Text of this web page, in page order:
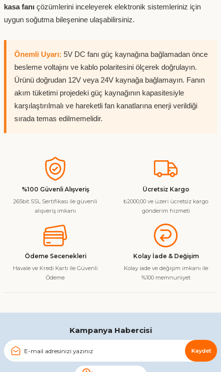
kasa fanı çözümlerini inceleyerek elektronik sistemleriniz için
uygun soğutma bileşenine ulaşabilirsiniz.
Önemli Uyarı: 5V DC fanı güç kaynağına bağlamadan önce
besleme voltajını ve kablo polaritesini ölçerek doğrulayın.
Ürünü doğrudan 12V veya 24V kaynağa bağlamayın. Fanın
akım tüketimi projedeki güç kaynağının kapasitesiyle
karşılaştırılmalı ve hareketli fan kanatlarına enerji verildiği
sırada temas edilmemelidir.
%100 Güvenli Alışveriş
265bit SSL Sertifikası ile güvenli
alışveriş imkanı
Ücretsiz Kargo
₺2000,00 ve üzeri ücretsiz kargo
gönderim hizmeti
Ödeme Secenekleri
Havale ve Kredi Kartı ile Güvenli
Ödeme
Kolay İade & Değişim
Kolay iade ve değişim imkanı ile
%100 memnuniyet
Kampanya Habercisi
Kaydet